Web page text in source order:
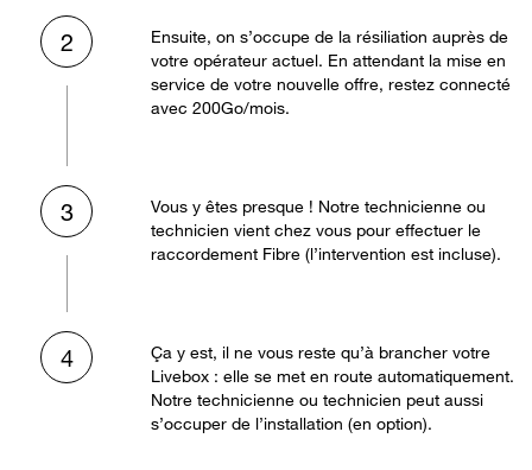
2
Ensuite, on s’occupe de la résiliation auprès de
votre opérateur actuel. En attendant la mise en
service de votre nouvelle offre, restez connecté
avec 200Go/mois.
3
Vous y êtes presque ! Notre technicienne ou
technicien vient chez vous pour effectuer le
raccordement Fibre (l’intervention est incluse).
4
Ça y est, il ne vous reste qu’à brancher votre
Livebox : elle se met en route automatiquement.
Notre technicienne ou technicien peut aussi
s’occuper de l’installation (en option).